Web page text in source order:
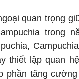
quan trọng
trong
thiết lập quan
phần tăng